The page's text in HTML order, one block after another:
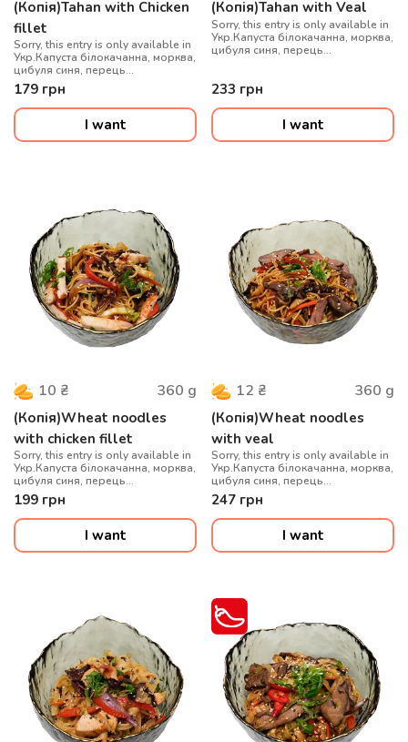
(Копія)Tahan with Chicken
fillet
Sorry, this entry is only available in
Укр.Капуста білокачанна, морква,
цибуля синя, перець
болгарський, гриби муер, сіль
китайська, рис варений, соус
WOK, цибуля зелена, кунжут мікс,
куряче філе су-від
179 грн
I want
(Копія)Tahan with Veal
Sorry, this entry is only available in
Укр.Капуста білокачанна, морква,
цибуля синя, перець
WOK, цибуля зелена, кунжут мікс,
телятина су-від
233 грн
I want
10 ₴ 360 g
(Копія)Wheat noodles
with chicken fillet
Sorry, this entry is only available in
Укр.Капуста білокачанна, морква,
цибуля синя, перець
болгарський, гриби муер, сіль
китайська, локшина удон, соус
WOK, цибуля зелена, кунжут мікс,
куряче філе су-від
199 грн
I want
12 ₴ 360 g
(Копія)Wheat noodles
with veal
Sorry, this entry is only available in
Укр.Капуста білокачанна, морква,
цибуля синя, перець
болгарський, гриби муер, сіль
китайська, локшина удон, соус
WOK, цибуля зелена, кунжут мікс,
телятина су-від
247 грн
I want